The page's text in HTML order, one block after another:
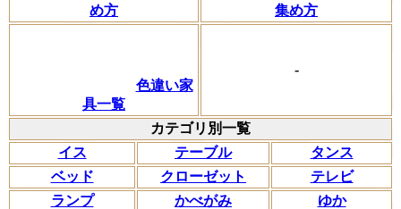
め方
集め方
色違い家
具一覧
-
カテゴリ別一覧
イス
テーブル
タンス
ベッド
クローゼット
テレビ
ランプ
かべがみ
ゆか